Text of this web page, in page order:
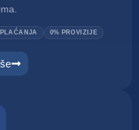
0% PROVIZIJE